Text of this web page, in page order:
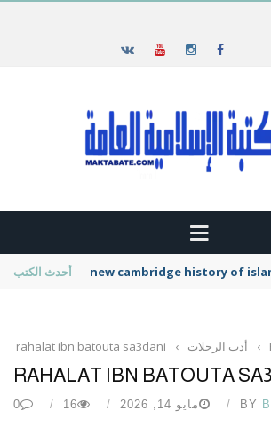
أحدث الكتب new cambridge history of
› أدب الرحلات ›
rahalat ibn batouta sa3dani
RAHALAT IBN BATOUTA
BY مايو 14, 2026 16
0